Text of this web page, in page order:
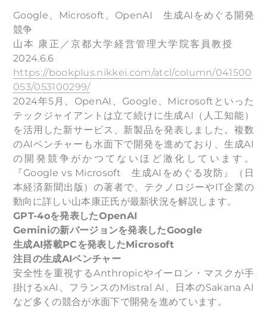
Google、Microsoft、OpenAI 生成AIをめぐる開発
競争
山本 康正／京都大学経営管理大学院客員教授
2024.6.6
https://bookplus.nikkei.com/atcl/column/041500
053/053100299/
2024年5月、OpenAI、Google、Microsoftといった
テックジャイアントは立て続けに生成AI（人工知能）
を活用した新サービス、新製品を発表しました。複数
のAIベンチャーも水面下で開発を進めており、生成AI
の開発競争がかつてないほど激化しています。
『Google vs Microsoft 生成AIをめぐる攻防』（日
本経済新聞出版）の著者で、テクノロジーやIT企業の
動向に詳しい山本康正氏が最新状況を解説します。
GPT-4oを発表したOpenAI
Geminiの新バージョンを発表したGoogle
生成AI搭載PCを発表したMicrosoft
注目の生成AIベンチャー
安全性を重視するAnthropicやイーロン・マスクが手
掛けるxAI、フランスのMistral AI、日本のSakana AI
など多くの競合が水面下で開発を進めています。